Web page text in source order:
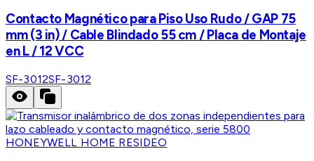
Contacto Magnético para Piso Uso Rudo / GAP 75
mm (3 in) / Cable Blindado 55 cm / Placa de Montaje
en L / 12 VCC
SF-3012SF-3012
HONEYWELL HOME RESIDEO